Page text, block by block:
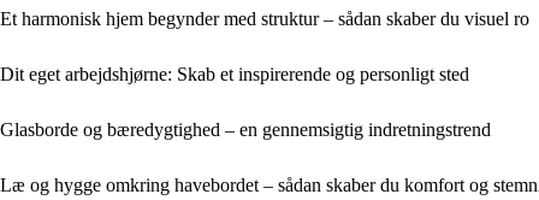
Et harmonisk hjem begynder med struktur – sådan skaber du visuel ro
Dit eget arbejdshjørne: Skab et inspirerende og personligt sted
Glasborde og bæredygtighed – en gennemsigtig indretningstrend
Læ og hygge omkring havebordet – sådan skaber du komfort og